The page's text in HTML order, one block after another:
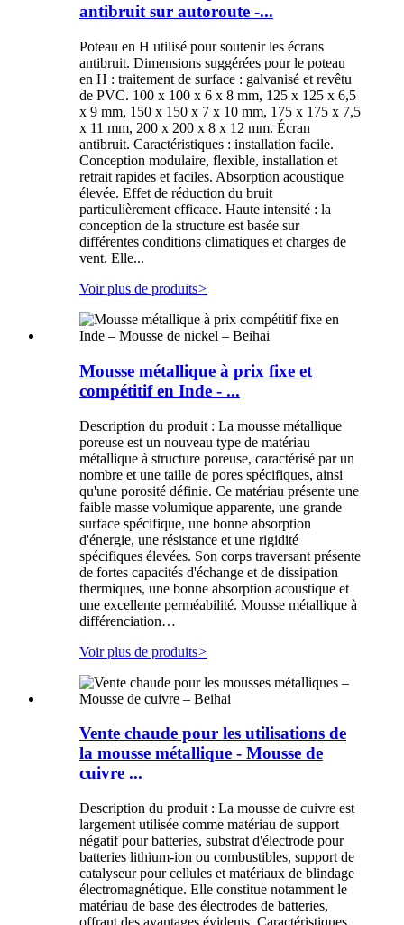
antibruit sur autoroute -...
Poteau en H utilisé pour soutenir les écrans
antibruit. Dimensions suggérées pour le poteau
en H : traitement de surface : galvanisé et revêtu
de PVC. 100 x 100 x 6 x 8 mm, 125 x 125 x 6,5
x 9 mm, 150 x 150 x 7 x 10 mm, 175 x 175 x 7,5
x 11 mm, 200 x 200 x 8 x 12 mm. Écran
antibruit. Caractéristiques : installation facile.
Conception modulaire, flexible, installation et
retrait rapides et faciles. Absorption acoustique
élevée. Effet de réduction du bruit
particulièrement efficace. Haute intensité : la
conception de la structure est basée sur
différentes conditions climatiques et charges de
vent. Elle...
Voir plus de produits>
Mousse métallique à prix fixe et
compétitif en Inde - ...
Description du produit : La mousse métallique
poreuse est un nouveau type de matériau
métallique à structure poreuse, caractérisé par un
nombre et une taille de pores spécifiques, ainsi
qu'une porosité définie. Ce matériau présente une
faible masse volumique apparente, une grande
surface spécifique, une bonne absorption
d'énergie, une résistance et une rigidité
spécifiques élevées. Son corps traversant présente
de fortes capacités d'échange et de dissipation
thermiques, une bonne absorption acoustique et
une excellente perméabilité. Mousse métallique à
différenciation…
Voir plus de produits>
Vente chaude pour les utilisations de
la mousse métallique - Mousse de
cuivre ...
Description du produit : La mousse de cuivre est
largement utilisée comme matériau de support
négatif pour batteries, substrat d'électrode pour
batteries lithium-ion ou combustibles, support de
catalyseur pour cellules et matériaux de blindage
électromagnétique. Elle constitue notamment le
matériau de base des électrodes de batteries,
offrant des avantages évidents. Caractéristiques